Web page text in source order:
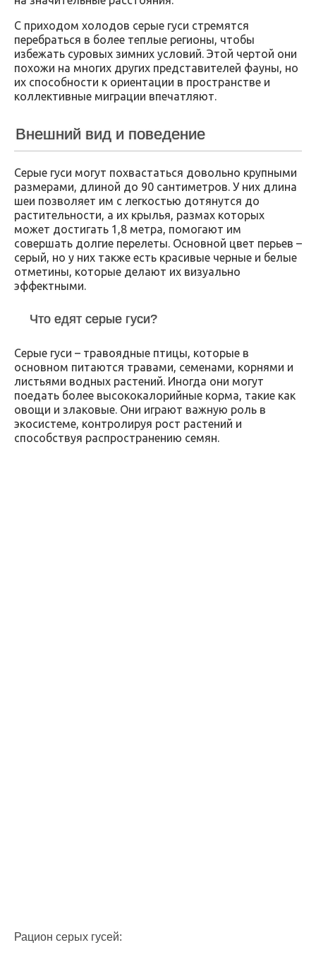
С приходом холодов серые гуси стремятся
перебраться в более теплые регионы, чтобы
избежать суровых зимних условий. Этой чертой они
похожи на многих других представителей фауны, но
их способности к ориентации в пространстве и
коллективные миграции впечатляют.
Внешний вид и поведение
Серые гуси могут похвастаться довольно крупными
размерами, длиной до 90 сантиметров. У них длина
шеи позволяет им с легкостью дотянутся до
растительности, а их крылья, размах которых
может достигать 1,8 метра, помогают им
совершать долгие перелеты. Основной цвет перьев –
серый, но у них также есть красивые черные и белые
отметины, которые делают их визуально
эффектными.
Что едят серые гуси?
Серые гуси – травоядные птицы, которые в
основном питаются травами, семенами, корнями и
листьями водных растений. Иногда они могут
поедать более высококалорийные корма, такие как
овощи и злаковые. Они играют важную роль в
экосистеме, контролируя рост растений и
способствуя распространению семян.
Рацион серых гусей: